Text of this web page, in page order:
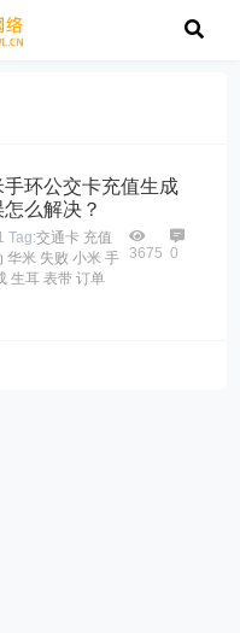
环公交卡充值生成
么解决？
Tag:交通卡 充值
华米 失败 小米 手
生耳 表带 订单
3675 0